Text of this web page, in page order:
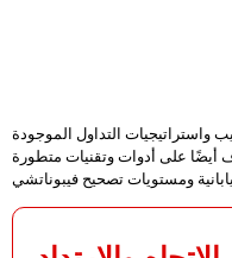
التداول الموجودة
أيضًا على أدوات وتقنيات متطورة